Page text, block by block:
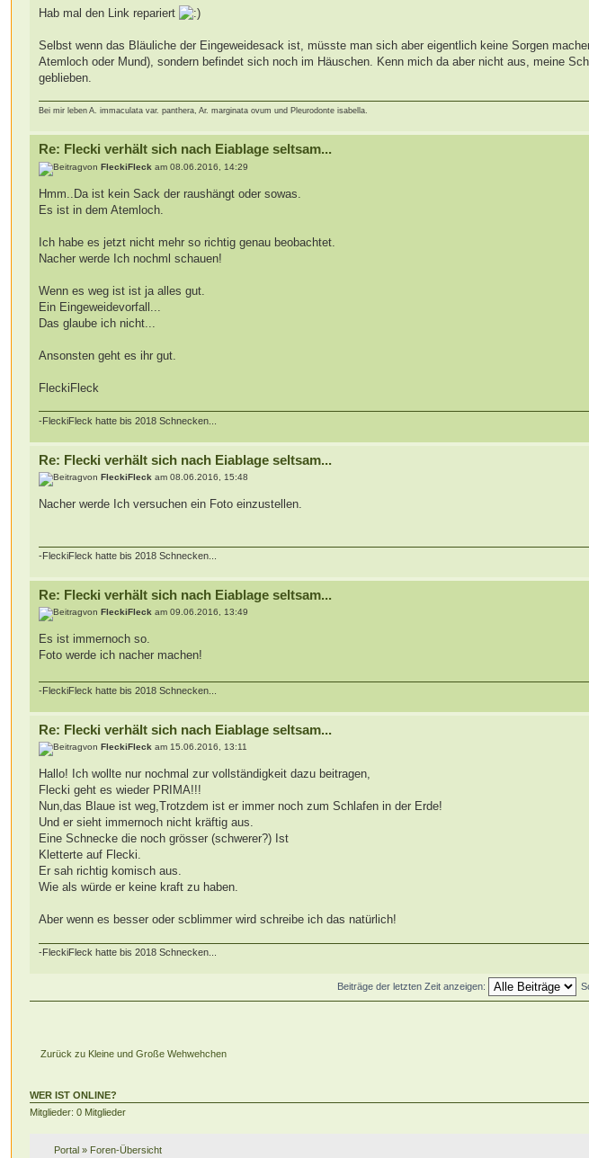
Hab mal den Link repariert
Selbst wenn das Bläuliche der Eingeweidesack ist, müsste man sich aber eigentlich keine Sorgen
Atemloch oder Mund), sondern befindet sich noch im Häuschen. Kenn mich da aber nicht aus, meine
geblieben.
Bei mir leben A. immaculata var. panthera, Ar. marginata ovum und Pleurodonte isabella.
Re: Flecki verhält sich nach Eiablage seltsam...
vonFleckiFleck am 08.06.2016, 14:29
Hmm..Da ist kein Sack der raushängt oder sowas.
Es ist in dem Atemloch.
Ich habe es jetzt nicht mehr so richtig genau beobachtet.
Nacher werde Ich nochml schauen!
Wenn es weg ist ist ja alles gut.
Ein Eingeweidevorfall...
Das glaube ich nicht...
Ansonsten geht es ihr gut.
FleckiFleck
-FleckiFleck hatte bis 2018 Schnecken...
Re: Flecki verhält sich nach Eiablage seltsam...
vonFleckiFleck am 08.06.2016, 15:48
Nacher werde Ich versuchen ein Foto einzustellen.
-FleckiFleck hatte bis 2018 Schnecken...
Re: Flecki verhält sich nach Eiablage seltsam...
vonFleckiFleck am 09.06.2016, 13:49
Es ist immernoch so.
Foto werde ich nacher machen!
-FleckiFleck hatte bis 2018 Schnecken...
Re: Flecki verhält sich nach Eiablage seltsam...
von FleckiFleck am 15.06.2016, 13:11
Hallo! Ich wollte nur nochmal zur vollständigkeit dazu beitragen,
Flecki geht es wieder PRIMA!!!
Nun,das Blaue ist weg,Trotzdem ist er immer noch zum Schlafen in der Erde!
Und er sieht immernoch nicht kräftig aus.
Eine Schnecke die noch grösser (schwerer?) Ist
Kletterte auf Flecki.
Er sah richtig komisch aus.
Wie als würde er keine kraft zu haben.
Aber wenn es besser oder scblimmer wird schreibe ich das natürlich!
-FleckiFleck hatte bis 2018 Schnecken...
Beiträge der letzten Zeit anzeigen:
Zurück zu Kleine und Große Wehwehchen
WER IST ONLINE?
Mitglieder: 0 Mitglieder
Portal » Foren-Übersicht